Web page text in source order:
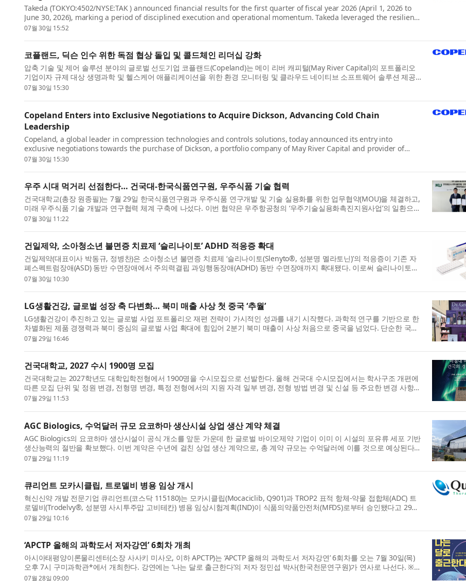
Takeda (TOKYO:4502/NYSE:TAK ) announced financial results for the first quarter of fiscal year 2026 (April 1, 2026 to
June 30, 2026), marking a period of disciplined execution and operational momentum. Takeda leveraged the resilient
performance of...
07월 30일 15:52
코플랜드, 딕슨 인수 위한 독점 협상 돌입 및 콜드체인 리더십 강화
압축 기술 및 제어 솔루션 분야의 글로벌 선도기업 코플랜드(Copeland)는 메이 리버 캐피털(May River Capital)의 포트폴리오
기업이자 규제 대상 생명과학 및 헬스케어 애플리케이션을 위한 환경 모니터링 및 클라우드 네이티브 소프트웨어 솔루션 제공
업체인 딕슨(...
07월 30일 15:30
Copeland Enters into Exclusive Negotiations to Acquire Dickson, Advancing Cold Chain
Leadership
Copeland, a global leader in compression technologies and controls solutions, today announced its entry into
exclusive negotiations towards the purchase of Dickson, a portfolio company of May River Capital and provider of
environmental monitoring ...
07월 30일 15:30
우주 시대 먹거리 선점한다… 건국대-한국식품연구원, 우주식품 기술 협력
건국대학교(총장 원종필)는 7월 29일 한국식품연구원과 우주식품 연구개발 및 기술 실용화를 위한 업무협약(MOU)을 체결하고,
미래 우주식품 기술 개발과 연구협력 체계 구축에 나섰다. 이번 협약은 우주항공청의 ‘우주기술실용화촉진지원사업’의 일환으로
추진 중인...
07월 30일 11:22
건일제약, 소아청소년 불면증 치료제 ‘슬리나이토’ ADHD 적응증 확대
건일제약(대표이사 박동규, 정병찬)은 소아청소년 불면증 치료제 ‘슬리나이토(Slenyto®, 성분명 멜라토닌)’의 적응증이 기존 자
폐스펙트럼장애(ASD) 동반 수면장애에서 주의력결핍 과잉행동장애(ADHD) 동반 수면장애까지 확대됐다. 이로써 슬리나이토는
국내에서 ADH...
07월 30일 10:30
LG생활건강, 글로벌 성장 축 다변화… 북미 매출 사상 첫 중국 ‘추월’
LG생활건강이 추진하고 있는 글로벌 사업 포트폴리오 재편 전략이 가시적인 성과를 내기 시작했다. 과학적 연구를 기반으로 한
차별화된 제품 경쟁력과 북미 중심의 글로벌 사업 확대에 힘입어 2분기 북미 매출이 사상 처음으로 중국을 넘었다. 단순한 국가
별 실적 ...
07월 29일 16:46
건국대학교, 2027 수시 1900명 모집
건국대학교는 2027학년도 대학입학전형에서 1900명을 수시모집으로 선발한다. 올해 건국대 수시모집에서는 학사구조 개편에
따른 모집 단위 및 정원 변경, 전형명 변경, 특정 전형에서의 지원 자격 일부 변경, 전형 방법 변경 및 신설 등 주요한 변경 사항들
이 있어 ...
07월 29일 11:53
AGC Biologics, 수억달러 규모 요코하마 생산시설 상업 생산 계약 체결
AGC Biologics의 요코하마 생산시설이 공식 개소를 앞둔 가운데 한 글로벌 바이오제약 기업이 이미 이 시설의 포유류 세포 기반
생산능력의 절반을 확보했다. 이번 계약은 수년에 걸친 상업 생산 계약으로, 총 계약 규모는 수억달러에 이를 것으로 예상된다.
위탁개...
07월 29일 11:19
큐리언트 모카시클립, 트로델비 병용 임상 개시
혁신신약 개발 전문기업 큐리언트(코스닥 115180)는 모카시클립(Mocaciclib, Q901)과 TROP2 표적 항체-약물 접합체(ADC) 트
로델비(Trodelvy®, 성분명 사시투주맙 고비테칸) 병용 임상시험계획(IND)이 식품의약품안전처(MFDS)로부터 승인됐다고 29일
밝혔다. 이번 임...
07월 29일 10:16
‘APCTP 올해의 과학도서 저자강연’ 6회차 개최
아시아태평양이론물리센터(소장 사사키 미사오, 이하 APCTP)는 ‘APCTP 올해의 과학도서 저자강연’ 6회차를 오는 7월 30일(목)
오후 7시 구미과학관*에서 개최한다. 강연에는 ‘나는 달로 출근한다’의 저자 정민섭 박사(한국천문연구원)가 연사로 나선다. ※
장소: 경북...
07월 28일 09:00